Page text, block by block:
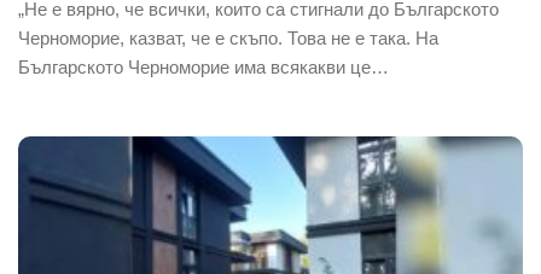
„Не е вярно, че всички, които са стигнали до Българското
Черноморие, казват, че е скъпо. Това не е така. На
Българското Черноморие има всякакви це…